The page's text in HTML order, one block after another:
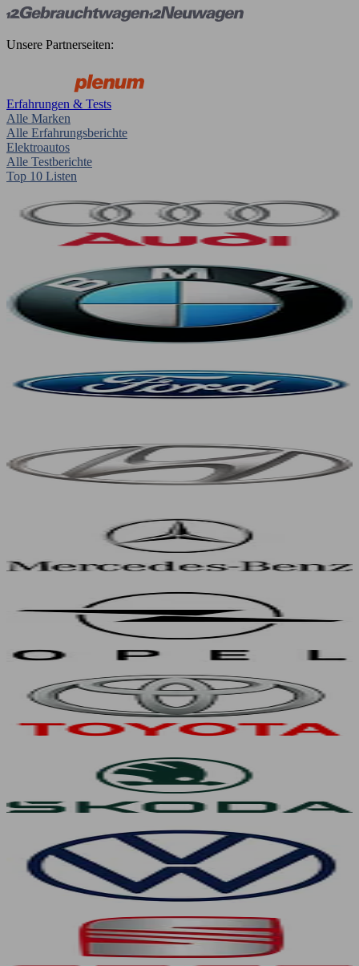
Unsere Partnerseiten:
Erfahrungen & Tests
Alle Marken
Alle Erfahrungsberichte
Elektroautos
Alle Testberichte
Top 10 Listen